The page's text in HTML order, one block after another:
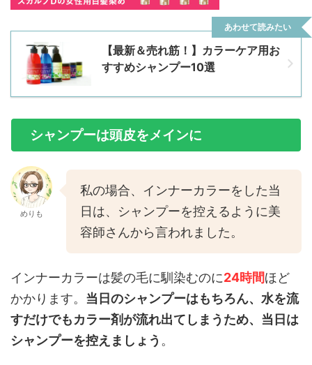
【最新＆売れ筋！】カラーケア用お
すすめシャンプー10選
あわせて読みたい
シャンプーは頭皮をメインに
めりも
私の場合、インナーカラーをした当
日は、シャンプーを控えるように美
容師さんから言われました。
インナーカラーは髪の毛に馴染むのに24時間ほど
かかります。 当日のシャンプーはもちろん、水を流
すだけでもカラー剤が流れ出てしまうため、当日は
シャンプーを控えましょう 。